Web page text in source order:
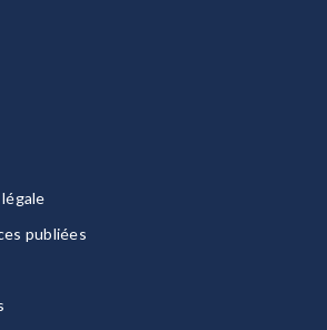
publiées